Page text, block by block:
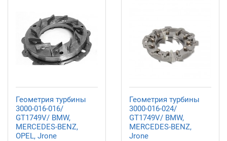
Геометрия турбины
3000-016-016/
GT1749V/ BMW,
MERCEDES-BENZ,
OPEL, Jrone
Геометрия турбины
3000-016-024/
GT1749V/ BMW,
MERCEDES-BENZ,
Jrone